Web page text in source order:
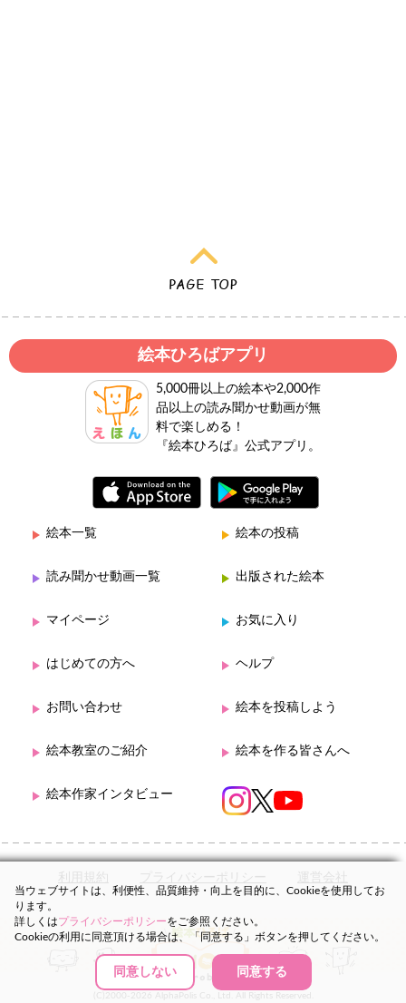
絵本ひろばアプリ
5,000冊以上の絵本や2,000作
品以上の読み聞かせ動画が無
料で楽しめる！
『絵本ひろば』公式アプリ。
絵本一覧 絵本の投稿
読み聞かせ動画一覧 出版された絵本
マイページ お気に入り
はじめての方へ ヘルプ
お問い合わせ 絵本を投稿しよう
絵本教室のご紹介 絵本を作る皆さんへ
絵本作家インタビュー
利用規約 プライバシーポリシー 運営会社
(C)2000-2026 AlphaPolis Co., Ltd. All Rights Reserved.
当ウェブサイトは、利便性、品質維持・向上を目的に、Cookieを使用してお
ります。
詳しくはプライバシーポリシーをご参照ください。
Cookieの利用に同意頂ける場合は、「同意する」ボタンを押してください。
同意しない 同意する